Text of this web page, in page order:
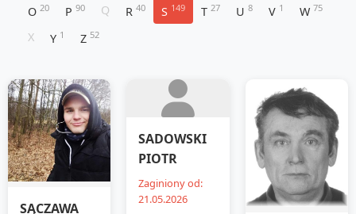
O 20 P 90 Q R 40 S 149 T 27 U 8 V 1 W 75
X Y 1 Z 52
SĄCZAWA
SADOWSKI
PIOTR
Zaginiony od:
21.05.2026